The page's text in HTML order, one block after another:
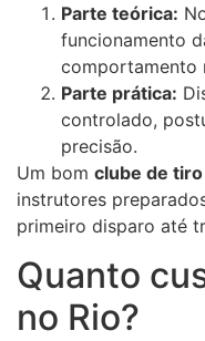
Parte teórica:
funcionamento
comportamento
Parte prática:
controlado,
precisão.
Um bom clube de
instrutores
primeiro disparo até
Quanto
no Rio?